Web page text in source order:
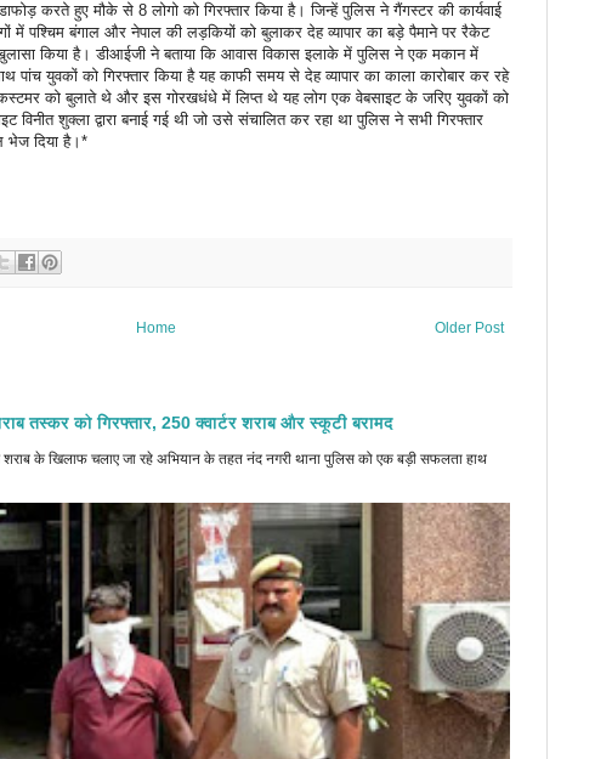
करते हुए मौके से 8 लोगो को गिरफ्तार किया है। जिन्हें पुलिस ने गैंगस्टर की कार्यवाई
में पश्चिम बंगाल और नेपाल की लड़कियों को बुलाकर देह व्यापार का बड़े पैमाने पर रैकेट
किया है। डीआईजी ने बताया कि आवास विकास इलाके में पुलिस ने एक मकान में
पांच युवकों को गिरफ्तार किया है यह काफी समय से देह व्यापार का काला कारोबार कर रहे
को बुलाते थे और इस गोरखधंधे में लिप्त थे यह लोग एक वेबसाइट के जरिए युवकों को
विनीत शुक्ला द्वारा बनाई गई थी जो उसे संचालित कर रहा था पुलिस ने सभी गिरफ्तार
भेज दिया है।*
Older Post
Home
तस्कर को गिरफ्तार, 250 क्वार्टर शराब और स्कूटी बरामद
शराब के खिलाफ चलाए जा रहे अभियान के तहत नंद नगरी थाना पुलिस को एक बड़ी सफलता हाथ